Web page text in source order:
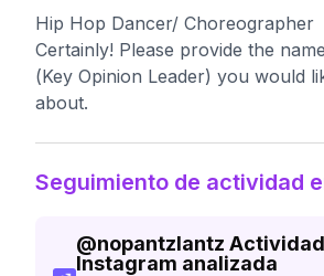
Hip Hop Dancer/ Choreographer
Certainly! Please provide the
(Key Opinion Leader) you would
about.
Seguimiento de actividad
@nopantzlantz
Instagram analizada